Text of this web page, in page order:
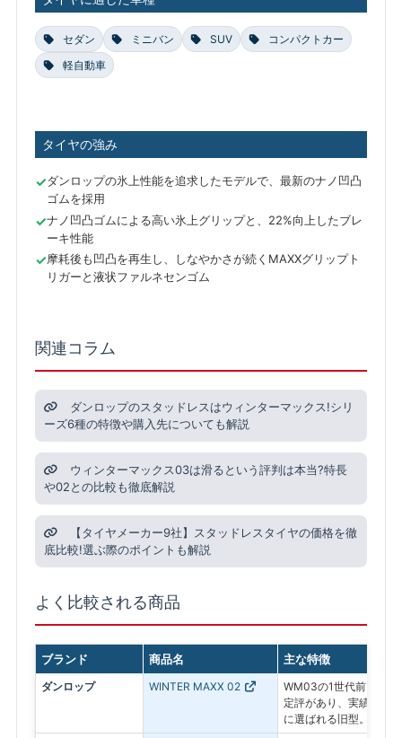
セダン ミニバン SUV
コンパクトカー
軽自動車
タイヤの強み
ダンロップの氷上性能を追求したモデルで、最新のナノ凹凸
ゴムを採用
ナノ凹凸ゴムによる高い氷上グリップと、22%向上したブレ
ーキ性能
摩耗後も凹凸を再生し、しなやかさが続くMAXXグリップト
リガーと液状ファルネセンゴム
関連コラム
ダンロップのスタッドレスはウィンターマックス!シリ
ーズ6種の特徴や購入先についても解説
ウィンターマックス03は滑るという評判は本当?特長
や02との比較も徹底解説
【タイヤメーカー9社】スタッドレスタイヤの価格を徹
底比較!選ぶ際のポイントも解説
よく比較される商品
ブランド 商品名 主な特徴
ダンロップ WINTER MAXX 02
WM03の1世代前。氷上
定評があり、実績ある
に選ばれる旧型。